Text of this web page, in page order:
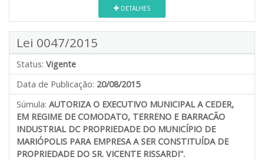
DETALHES
Lei 0047/2015
Status: Vigente
Data de Publicação: 20/08/2015
Súmula: AUTORIZA O EXECUTIVO MUNICIPAL A CEDER,
EM REGIME DE COMODATO, TERRENO E BARRACÃO
INDUSTRIAL DC PROPRIEDADE DO MUNICÍPIO DE
MARIÓPOLIS PARA EMPRESA A SER CONSTITUÍDA DE
PROPRIEDADE DO SR. VICENTE RISSARDI".